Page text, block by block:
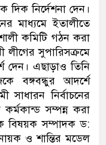
দিক নি‌র্দেশনা দেন।
মাধ্য‌মে ইতালী‌তে
ক‌মি‌টি গঠন করা
সুপা‌রিসক্র‌মে
দেন। এছাড়াও তি‌নি
বঙ্গবন্ধুর আদ‌র্শে
সাধারন নির্বাচ‌নের
সম্পন্ন করা
বিষয়ক সম্পাদক ড:
ও শা‌ন্তির ম‌ডেল